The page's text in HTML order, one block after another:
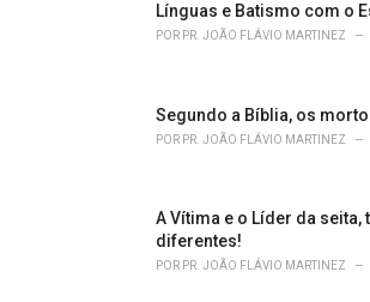
Línguas e Batismo com o
POR PR. JOÃO FLÁVIO MARTINEZ
Segundo a Bíblia, os
POR PR. JOÃO FLÁVIO MARTINEZ
A Vítima e o Líder da seita,
diferentes!
POR PR. JOÃO FLÁVIO MARTINEZ